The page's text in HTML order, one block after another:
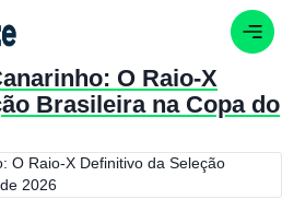
O Raio-X
Brasileira na Copa do